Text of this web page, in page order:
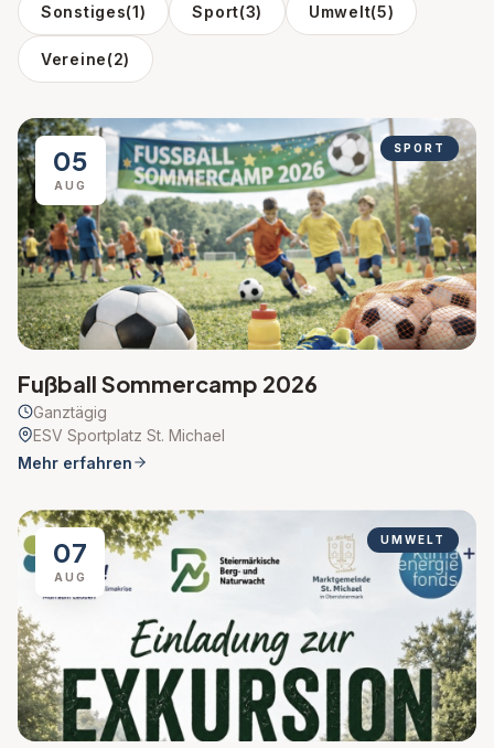
Sonstiges(1) Sport(3) Umwelt(5)
Vereine(2)
05
AUG
SPORT
Fußball Sommercamp 2026
Ganztägig
ESV Sportplatz St. Michael
Mehr erfahren
07
AUG
UMWELT